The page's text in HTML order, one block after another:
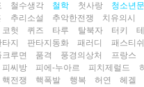
철수생각 철학 첫사랑 청소년
추리소설 추악한전쟁 치유의시
코헛 퀴즈 타루 탈북자 터키
타지 판타지동화 패러디 패스티쉬
크루면 품격 풍경의상처 프랑스
피씨방 피에-누아르 피치제럴드
핵전쟁 핵폭발 행복 허연 헤겔